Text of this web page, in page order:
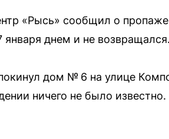
«Рысь» сообщил о
днем и не возвращался.
дом № 6 на улице
ничего не было известно.